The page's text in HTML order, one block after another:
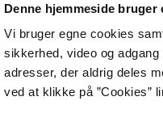
Denne hjemmeside bruger
Vi bruger egne cookies
sikkerhed, video og
adresser, der aldrig deles
ved at klikke på ”Cookies”